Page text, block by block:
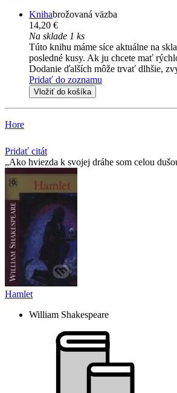
Knihabrožovaná väzba
14,20 €
Na sklade 1 ks
Túto knihu máme síce aktuálne na
posledné kusy. Ak ju chcete mať
Dodanie ďalších môže trvať dlhšie,
Pridať do zoznamu
Vložiť do košíka
Hore
Pridať citát
Ako hviezda k svojej dráhe som celou
Hamlet
William Shakespeare